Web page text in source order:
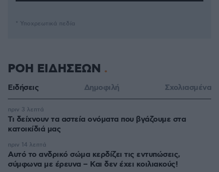
* Υποχρεωτικά πεδία
ΡΟΗ ΕΙΔΗΣΕΩΝ
Ειδήσεις Δημοφιλή Σχολιασμένα
Τι δείχνουν τα αστεία ονόματα που βγάζουμε στα
κατοικίδιά μας
πριν 3 λεπτά
Αυτό το ανδρικό σώμα κερδίζει τις εντυπώσεις,
σύμφωνα με έρευνα – Και δεν έχει κοιλιακούς!
πριν 14 λεπτά